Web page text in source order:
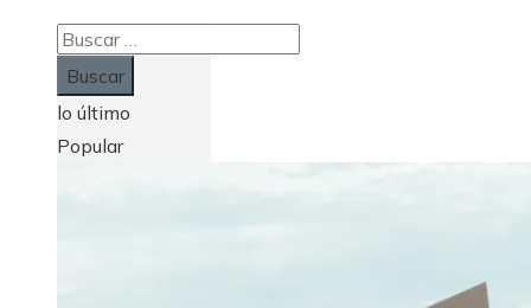
Buscar:
lo último
Popular